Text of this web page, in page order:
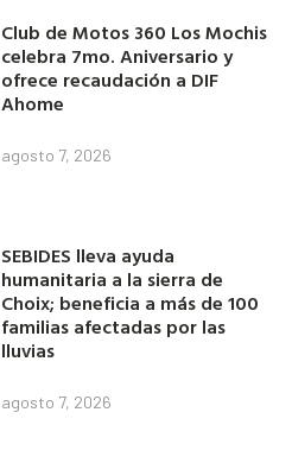
Club de Motos 360 Los Mochis
celebra 7mo. Aniversario y
ofrece recaudación a DIF
Ahome
agosto 7, 2026
SEBIDES lleva ayuda
humanitaria a la sierra de
Choix; beneficia a más de 100
familias afectadas por las
lluvias
agosto 7, 2026